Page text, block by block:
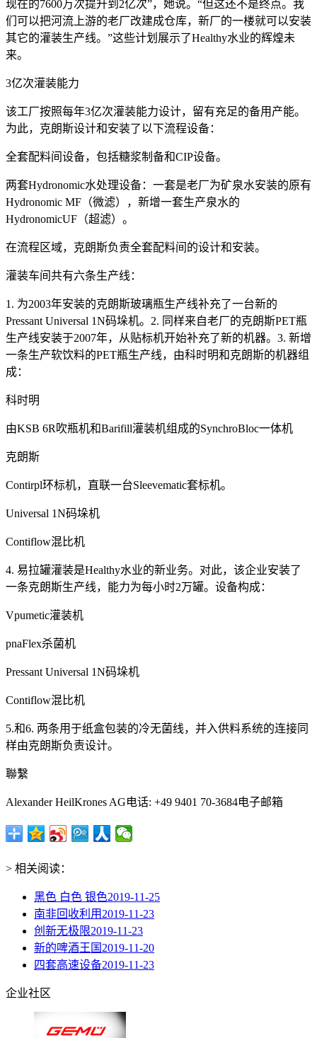
现在的7600万次提升到2亿次”，她说。“但这还不是终点。我
们可以把河流上游的老厂改建成仓库，新厂的一楼就可以安装
其它的灌装生产线。”这些计划展示了Healthy水业的辉煌未
来。
3亿次灌装能力
该工厂按照每年3亿次灌装能力设计，留有充足的备用产能。
为此，克朗斯设计和安装了以下流程设备：
全套配料间设备，包括糖浆制备和CIP设备。
两套Hydronomic水处理设备：一套是老厂为矿泉水安装的原有
Hydronomic MF（微滤），新增一套生产泉水的
HydronomicUF（超滤）。
在流程区域，克朗斯负责全套配料间的设计和安装。
灌装车间共有六条生产线：
1. 为2003年安装的克朗斯玻璃瓶生产线补充了一台新的
Pressant Universal 1N码垛机。2. 同样来自老厂的克朗斯PET瓶
生产线安装于2007年，从贴标机开始补充了新的机器。3. 新增
一条生产软饮料的PET瓶生产线，由科时明和克朗斯的机器组
成：
科时明
由KSB 6R吹瓶机和Barifill灌装机组成的SynchroBloc一体机
克朗斯
Contirpl环标机，直联一台Sleevematic套标机。
Universal 1N码垛机
Contiflow混比机
4. 易拉罐灌装是Healthy水业的新业务。对此，该企业安装了
一条克朗斯生产线，能力为每小时2万罐。设备构成：
Vpumetic灌装机
pnaFlex杀菌机
Pressant Universal 1N码垛机
Contiflow混比机
5.和6. 两条用于纸盒包装的冷无菌线，并入供料系统的连接同
样由克朗斯负责设计。
聯繫
Alexander HeilKrones AG电话: +49 9401 70-3684电子邮箱
> 相关阅读：
黑色 白色 银色2019-11-25
南非回收利用 2019-11-23
创新无极限2019-11-23
新的啤酒王国 2019-11-20
四套高速设备2019-11-23
企业社区